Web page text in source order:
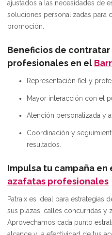
ajustados a las necesidades de
soluciones personalizadas para
promoción.
Beneficios de
profesionales en el
Representación fiel y
Mayor interacción con el
Atención personalizada y
Coordinación y
resultados.
Impulsa tu campaña en
azafatas profesionales
Patraix es ideal para estrategias
sus plazas, calles concurridas y
Aprovechamos cada punto